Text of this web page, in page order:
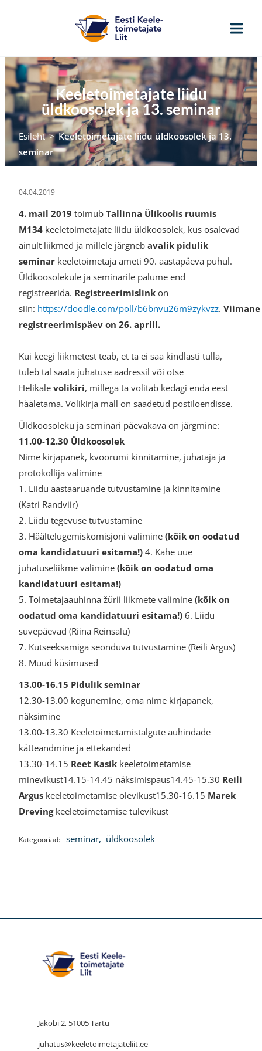
Keeletoimetajate liidu
üldkoosolek ja 13. seminar
Esileht>Keeletoimetajate liidu üldkoosolek ja 13.
seminar
04.04.2019
4. mail 2019 toimubTallinna Ülikoolis ruumis
M134 keeletoimetajate liidu üldkoosolek, kus osalevad
ainult liikmed ja millele järgneb avalik pidulik
seminar keeletoimetaja ameti 90. aastapäeva puhul.
Üldkoosolekule ja seminarile palume end
registreerida. Registreerimislinkon
siin: https://doodle.com/poll/b6bnvu26m9zykvzz.Viimane
registreerimispäev on 26. aprill.
Kui keegi liikmetest teab, et ta ei saa kindlasti tulla,
tuleb tal saata juhatuse aadressil või otse
Helikalevolikiri, millega ta volitab kedagi enda eest
hääletama. Volikirja mall on saadetud postiloendisse.
Üldkoosoleku ja seminari päevakava on järgmine:
11.00-12.30 Üldkoosolek
Nime kirjapanek, kvoorumi kinnitamine, juhataja ja
protokollija valimine
1. Liidu aastaaruande tutvustamine ja kinnitamine
(Katri Randviir)
2. Liidu tegevuse tutvustamine
3. Häältelugemiskomisjoni valimine(kõik on oodatud
oma kandidatuuri esitama!) 4. Kahe uue
juhatuseliikme valimine(kõik on oodatud oma
kandidatuuri esitama!)
5. Toimetajaauhinna žürii liikmete valimine(kõik on
oodatud oma kandidatuuri esitama!) 6. Liidu
suvepäevad (Riina Reinsalu)
7. Kutseeksamiga seonduva tutvustamine (Reili Argus)
8. Muud küsimused
13.00-16.15 Pidulik seminar
12.30-13.00 kogunemine, oma nime kirjapanek,
näksimine
13.00-13.30 Keeletoimetamistalgute auhindade
kätteandmine ja ettekanded
13.30-14.15 Reet Kasik keeletoimetamise
minevikust14.15-14.45 näksimispaus14.45-15.30 Reili
Argus keeletoimetamise olevikust15.30-16.15 Marek
Drevingkeeletoimetamise tulevikust
Kategooriad: seminar, üldkoosolek
Jakobi 2, 51005 Tartu
juhatus@keeletoimetajateliit.ee